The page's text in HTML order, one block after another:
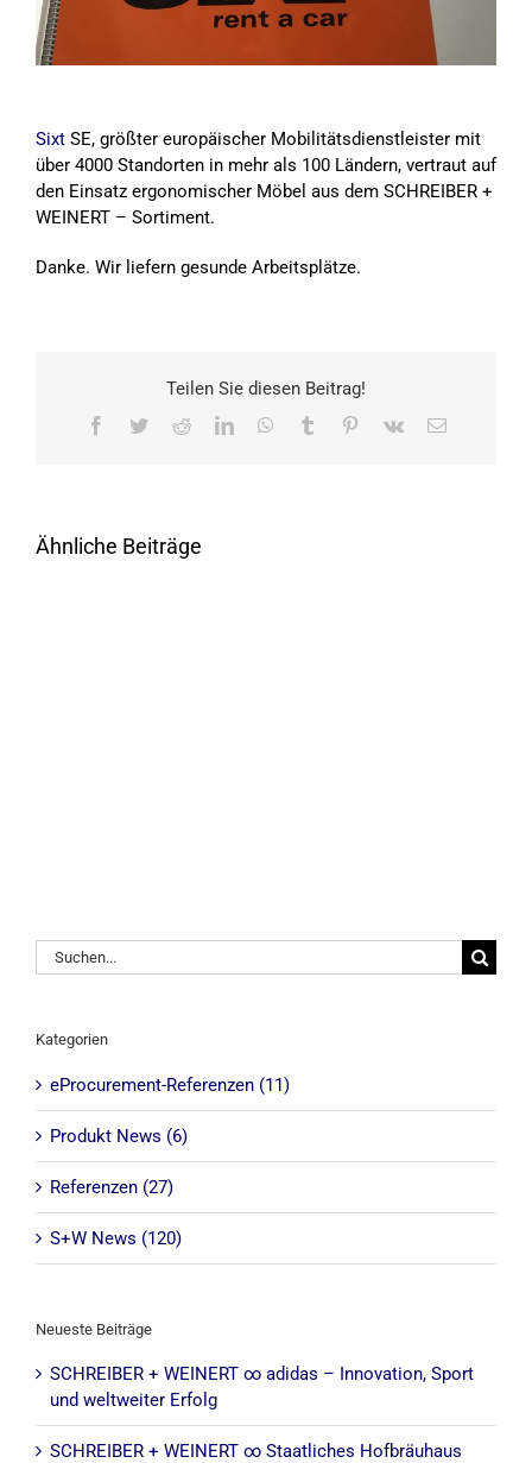
Sixt SE, größter europäischer Mobilitätsdienstleister mit
über 4000 Standorten in mehr als 100 Ländern, vertraut auf
den Einsatz ergonomischer Möbel aus dem SCHREIBER +
WEINERT – Sortiment.
Danke. Wir liefern gesunde Arbeitsplätze.
Teilen Sie diesen Beitrag!
Facebook
TwitterRedditLinkedInWhatsApp
Tumblr Pinterest
Vk
E-
Ähnliche Beiträge
Suche
nach:
Kategorien
eProcurement-Referenzen (11)
Produkt News (6)
Referenzen (27)
S+W News (120)
Neueste Beiträge
SCHREIBER + WEINERT ∞ adidas – Innovation, Sport
und weltweiter Erfolg
SCHREIBER + WEINERT ∞ Staatliches Hofbräuhaus